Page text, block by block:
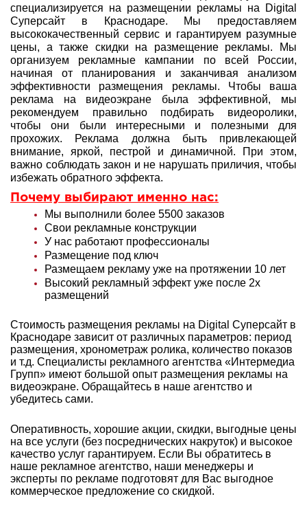
специализируется на размещении рекламы на Digital
Суперсайт в Краснодаре. Мы предоставляем
высококачественный сервис и гарантируем разумные
цены, а также скидки на размещение рекламы. Мы
организуем рекламные кампании по всей России,
начиная от планирования и заканчивая анализом
эффективности размещения рекламы. Чтобы ваша
реклама на видеоэкране была эффективной, мы
рекомендуем правильно подбирать видеоролики,
чтобы они были интересными и полезными для
прохожих. Реклама должна быть привлекающей
внимание, яркой, пестрой и динамичной. При этом,
важно соблюдать закон и не нарушать приличия, чтобы
избежать обратного эффекта.
Почему выбирают именно нас:
Мы выполнили более 5500 заказов
Свои рекламные конструкции
У нас работают профессионалы
Размещение под ключ
Размещаем рекламу уже на протяжении 10 лет
Высокий рекламный эффект уже после 2х
размещений
Стоимость размещения рекламы на Digital Суперсайт в
Краснодаре зависит от различных параметров: период
размещения, хронометраж ролика, количество показов
и т.д. Специалисты рекламного агентства «Интермедиа
Групп» имеют большой опыт размещения рекламы на
видеоэкране. Обращайтесь в наше агентство и
убедитесь сами.
Оперативность, хорошие акции, скидки, выгодные цены
на все услуги (без посреднических накруток) и высокое
качество услуг гарантируем. Если Вы обратитесь в
наше рекламное агентство, наши менеджеры и
эксперты по рекламе подготовят для Вас выгодное
коммерческое предложение со скидкой.